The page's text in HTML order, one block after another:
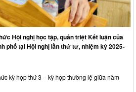
Hội nghị học tập, quán triệt Kết luận của
phố tại Hội nghị lần thứ tư, nhiệm kỳ 2025-
kỳ họp thứ 3 – kỳ họp thường lệ giữa năm